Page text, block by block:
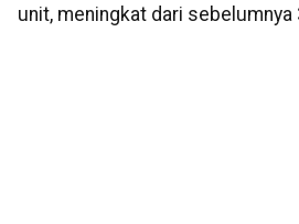
unit, meningkat dari sebelumnya